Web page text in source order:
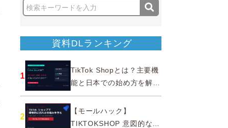
資料DLランキング
1
TikTok Shopとは？主要機
能と日本での始め方を解説
｜公式認定パートナー
2
【モールハック】
TIKTOKSHOP 意図的なバ